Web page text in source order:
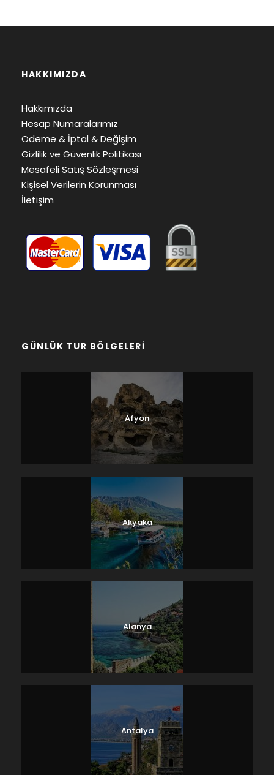
HAKKIMIZDA
Hakkımızda
Hesap Numaralarımız
Ödeme & İptal & Değişim
Gizlilik ve Güvenlik Politikası
Mesafeli Satış Sözleşmesi
Kişisel Verilerin Korunması
İletişim
GÜNLÜK TUR BÖLGELERI
Afyon
Akyaka
Alanya
Antalya